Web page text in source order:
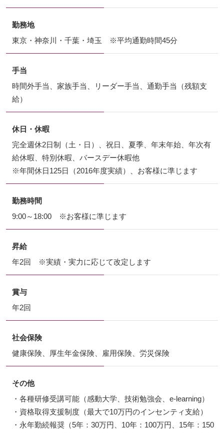
勤務地
東京・神奈川・千葉・埼玉 ※平均通勤時間45分
手当
時間外手当、家族手当、リーダー手当、通勤手当（残額支
給）
休日・休暇
完全週休2日制（土・日）、祝日、夏季、年末年始、年次有
給休暇、特別休暇、バースデー休暇他
※年間休日125日（2016年度実績）、お客様に準じます
勤務時間
9:00～18:00 ※お客様に準じます
昇給
年2回 ※実績・実力に応じて改定します
賞与
年2回
社会保険
健康保険、厚生年金保険、雇用保険、労災保険
その他
・各種研修受講可能（感動大学、技術勉強会、e-learning）
・資格取得支援制度（最大で10万円のインセンティ支給）
・永年勤続報奨（5年：30万円、10年：100万円、15年：150